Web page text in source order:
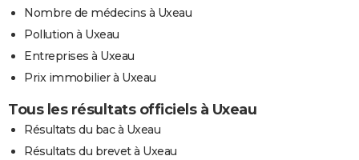
Nombre de médecins à Uxeau
Pollution à Uxeau
Entreprises à Uxeau
Prix immobilier à Uxeau
Tous les résultats officiels à Uxeau
Résultats du bac à Uxeau
Résultats du brevet à Uxeau